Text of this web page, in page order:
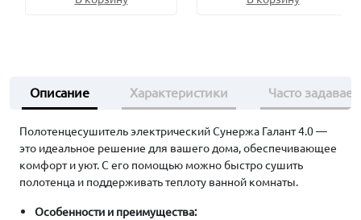
Описание Характеристики Часто
Полотенцесушитель электрический Сунержа Галант 4.0 —
это идеальное решение для вашего дома, обеспечивающее
комфорт и уют. С его помощью можно быстро сушить
полотенца и поддерживать теплоту ванной комнаты.
Особенности и преимущества: